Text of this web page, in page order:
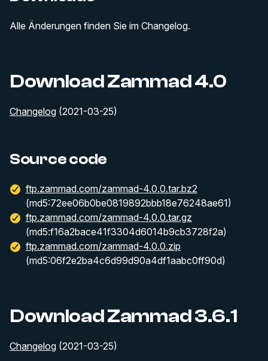
Alle Änderungen finden Sie im Changelog.
Download Zammad 4.0
Changelog (2021-03-25)
Source code
ftp.zammad.com/zammad-4.0.0.tar.bz2
(md5:72ee06b0be0819892bbb18e76248ae61)
ftp.zammad.com/zammad-4.0.0.tar.gz
(md5:f16a2bace41f3304d6014b9cb3728f2a)
ftp.zammad.com/zammad-4.0.0.zip
(md5:06f2e2ba4c6d99d90a4df1aabc0ff90d)
Download Zammad 3.6.1
Changelog (2021-03-25)